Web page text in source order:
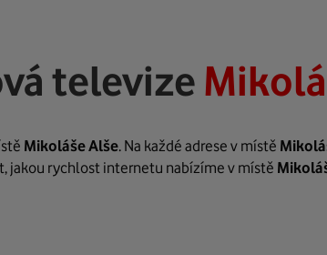
televize
Mikoláše Alše. Na každé adrese v místě
jakou rychlost internetu nabízíme v místě